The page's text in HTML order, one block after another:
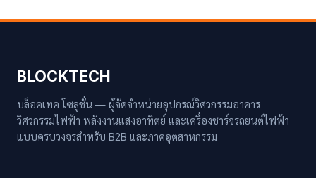
BLOCKTECH
บล็อคเทค โซลูชั่น — ผู้จัดจำหน่ายอุปกรณ์วิศวกรรมอาคาร
วิศวกรรมไฟฟ้า พลังงานแสงอาทิตย์ และเครื่องชาร์จรถยนต์ไฟฟ้า
แบบครบวงจรสำหรับ B2B และภาคอุตสาหกรรม